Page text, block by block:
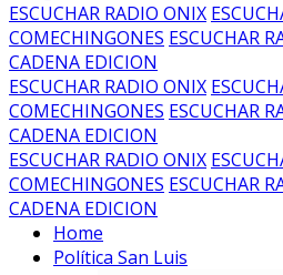
ESCUCHAR RADIO ONIX
COMECHINGONES ESCUCHAR
CADENA EDICION
ESCUCHAR RADIO ONIX
COMECHINGONES ESCUCHAR
CADENA EDICION
ESCUCHAR RADIO ONIX
COMECHINGONES ESCUCHAR
CADENA EDICION
Home
Política San Luis